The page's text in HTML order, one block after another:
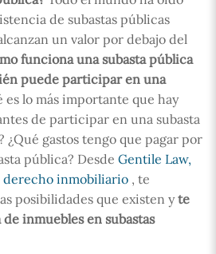
de subastas públicas
un valor por debajo del
funciona una subasta pública
puede participar en una
es lo más importante que hay
de participar en una subasta
¿Qué gastos tengo que pagar por
pública? Desde Gentile Law,
derecho inmobiliario , te
posibilidades que existen yte
inmuebles en subastas